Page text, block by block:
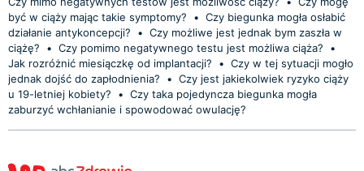
być w ciąży mając takie symptomy?
• Czy biegunka mogła osłabić
działanie antykoncepcji?
• Czy możliwe jest jednak bym zaszła w
ciążę?
• Czy pomimo negatywnego testu jest możliwa ciąża?
•
Jak rozróżnić miesiączkę od implantacji?
• Czy w tej sytuacji mogło
jednak dojść do zapłodnienia?
• Czy jest jakiekolwiek ryzyko ciąży
u 19-letniej kobiety?
• Czy taka pojedyncza biegunka mogła
zaburzyć wchłanianie i spowodować owulację?